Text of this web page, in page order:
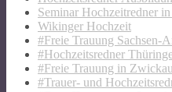
Seminar Hochzeitredner
Wikinger Hochzeit
#Freie Trauung Sachsen-
#Hochzeitsredner
#Freie Trauung in Zwickau
#Trauer- und